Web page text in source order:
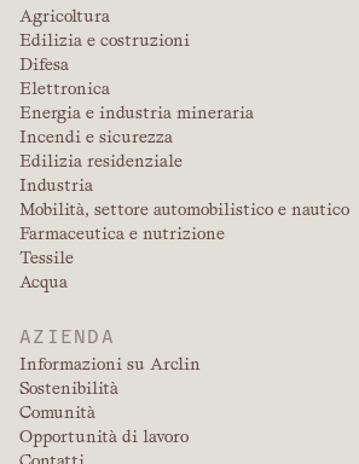
Agricoltura
Edilizia e costruzioni
Difesa
Elettronica
Energia e industria mineraria
Incendi e sicurezza
Edilizia residenziale
Industria
Mobilità, settore automobilistico e nautico
Farmaceutica e nutrizione
Tessile
Acqua
AZIENDA
Informazioni su Arclin
Sostenibilità
Comunità
Opportunità di lavoro
Contatti